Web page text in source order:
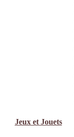
Jeux et Jouets